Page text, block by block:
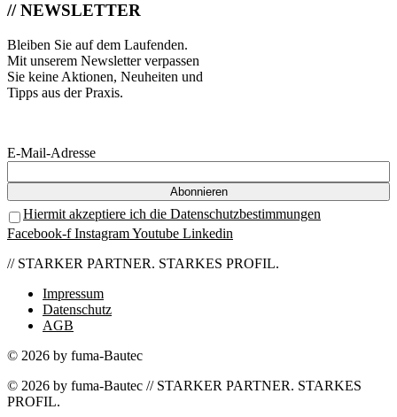
// NEWSLETTER
Bleiben Sie auf dem Laufenden.
Mit unserem Newsletter verpassen
Sie keine Aktionen, Neuheiten und
Tipps aus der Praxis.
E-Mail-Adresse
Hiermit akzeptiere ich die Datenschutzbestimmungen
Facebook-f InstagramYoutube Linkedin
// STARKER PARTNER. STARKES PROFIL.
Impressum
Datenschutz
AGB
© 2026 by fuma-Bautec
© 2026 by fuma-Bautec // STARKER PARTNER. STARKES
PROFIL.